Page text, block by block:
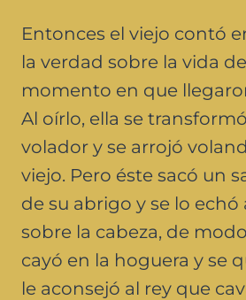
Entonces el viejo contó
la verdad sobre la vida
momento en que
Al oírlo, ella se
volador y se arrojó
viejo. Pero éste sacó un
de su abrigo y se lo echó
sobre la cabeza, de
cayó en la hoguera y se
le aconsejó al rey que